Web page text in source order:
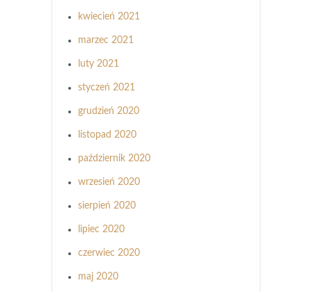
kwiecień 2021
marzec 2021
luty 2021
styczeń 2021
grudzień 2020
listopad 2020
październik 2020
wrzesień 2020
sierpień 2020
lipiec 2020
czerwiec 2020
maj 2020